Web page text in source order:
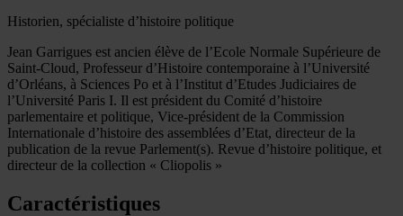
Historien, spécialiste d’histoire politique
Jean Garrigues est ancien élève de l’Ecole Normale Supérieure de
Saint-Cloud, Professeur d’Histoire contemporaine à l’Université
d’Orléans, à Sciences Po et à l’Institut d’Etudes Judiciaires de
l’Université Paris I. Il est président du Comité d’histoire
parlementaire et politique, Vice-président de la Commission
Internationale d’histoire des assemblées d’Etat, directeur de la
publication de la revue Parlement(s). Revue d’histoire politique, et
directeur de la collection « Cliopolis »
Caractéristiques